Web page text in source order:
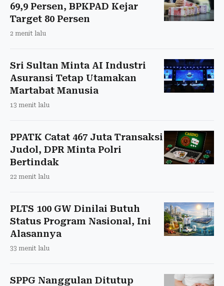
69,9 Persen, BPKPAD Kejar
Target 80 Persen
2 menit lalu
Sri Sultan Minta AI Industri
Asuransi Tetap Utamakan
Martabat Manusia
13 menit lalu
PPATK Catat 467 Juta Transaksi
Judol, DPR Minta Polri
Bertindak
22 menit lalu
PLTS 100 GW Dinilai Butuh
Status Program Nasional, Ini
Alasannya
33 menit lalu
SPPG Nanggulan Ditutup